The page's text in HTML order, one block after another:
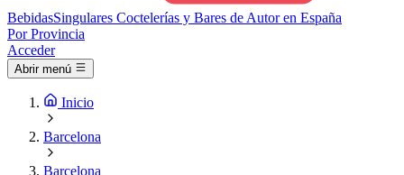
BebidasSingulares Coctelerías y Bares de Autor en España
Por Provincia
Acceder
Abrir menú
Inicio
Barcelona
Barcelona